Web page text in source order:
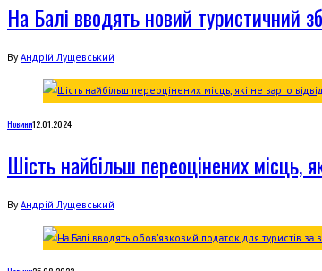
На Балі вводять новий туристичний
By Андрій Лущевський
Новини12.01.2024
Шість найбільш переоцінених місць,
By Андрій Лущевський